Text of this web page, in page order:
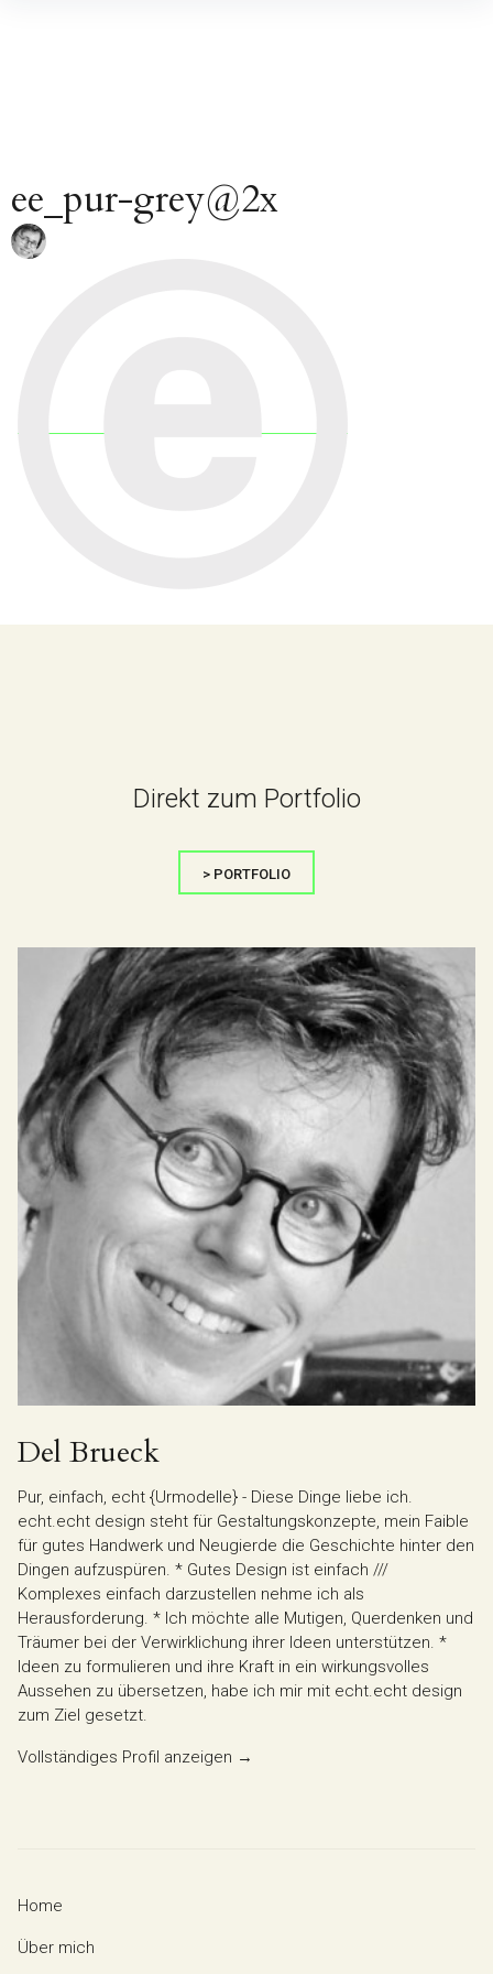
ee_pur-grey@2x
Direkt zum Portfolio
> PORTFOLIO
Del Brueck
Pur, einfach, echt {Urmodelle} - Diese Dinge liebe ich.
echt.echt design steht für Gestaltungskonzepte, mein Faible
für gutes Handwerk und Neugierde die Geschichte hinter den
Dingen aufzuspüren. * Gutes Design ist einfach ///
Komplexes einfach darzustellen nehme ich als
Herausforderung. * Ich möchte alle Mutigen, Querdenken und
Träumer bei der Verwirklichung ihrer Ideen unterstützen. *
Ideen zu formulieren und ihre Kraft in ein wirkungsvolles
Aussehen zu übersetzen, habe ich mir mit echt.echt design
zum Ziel gesetzt.
Vollständiges Profil anzeigen →
Home
Über mich